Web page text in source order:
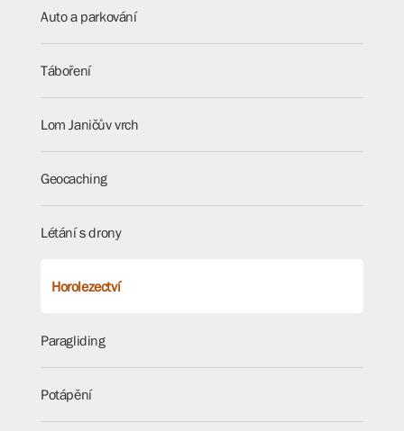
Auto a parkování
Táboření
Lom Janičův vrch
Geocaching
Létání s drony
Horolezectví
Paragliding
Potápění